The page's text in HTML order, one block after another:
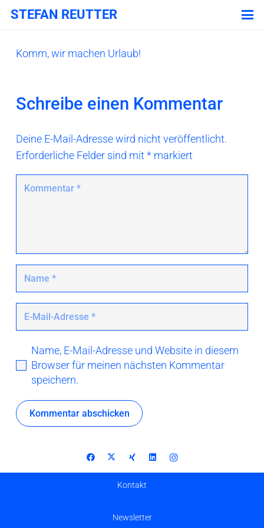
STEFAN REUTTER
Komm, wir machen Urlaub!
Schreibe einen Kommentar
Deine E-Mail-Adresse wird nicht veröffentlicht.
Erforderliche Felder sind mit * markiert
Name, E-Mail-Adresse und Website in diesem
Browser für meinen nächsten Kommentar
speichern.
Kommentar abschicken
Kontakt
Newsletter